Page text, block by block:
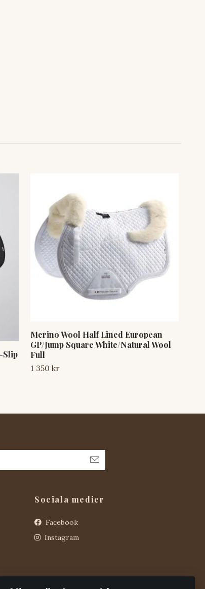
Slip
Merino Wool Half Lined European
GP/Jump Square White/Natural Wool
Full
1 350 kr
Sociala medier
Facebook
Instagram